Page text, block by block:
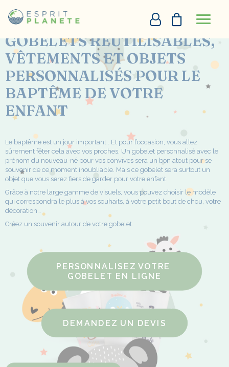
PERSONNALISATION EN LIGNE
+33290097273
DEMANDE D’APPEL
Accueil Baptêmes
GOBELETS RÉUTILISABLES,
VÊTEMENTS ET OBJETS
PERSONNALISÉS POUR LE
BAPTÊME DE VOTRE
ENFANT
Le baptême est un jour important . Et pour l’occasion, vous allez
sûrement fêter cela avec vos proches. Un gobelet personnalisé avec le
prénom du nouveau-né pour vos convives sera un bon atout pour se
souvenir de ce moment inoubliable. Mais ce gobelet sera surtout un
objet que vous serez fiers de garder pour votre enfant.
Grâce à notre large gamme de visuels, vous pouvez choisir le modèle
qui correspondra le plus à vos souhaits, à votre petit bout de chou, votre
décoration…
Créez un souvenir autour de votre gobelet.
PERSONNALISEZ VOTRE
GOBELET EN LIGNE
DEMANDEZ UN DEVIS